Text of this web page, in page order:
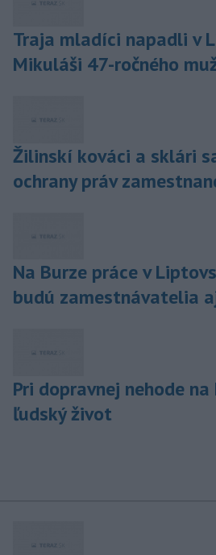
Traja mladíci napadli v
Mikuláši 47-ročného
Žilinskí kováci a sklári
ochrany práv
Na Burze práce v
budú zamestnávatelia
Pri dopravnej nehode
ľudský život